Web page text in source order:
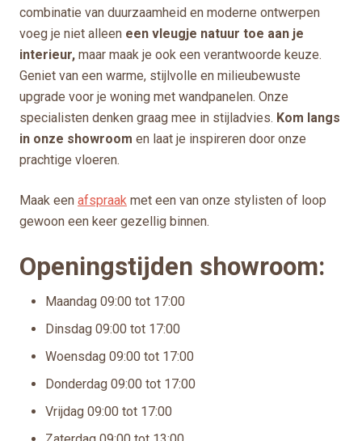
combinatie van duurzaamheid en moderne ontwerpen
voeg je niet alleen een vleugje natuur toe aan je
interieur, maar maak je ook een verantwoorde keuze.
Geniet van een warme, stijlvolle en milieubewuste
upgrade voor je woning met wandpanelen. Onze
specialisten denken graag mee in stijladvies. Kom langs
in onze showroom en laat je inspireren door onze
prachtige vloeren.
Maak een afspraak met een van onze stylisten of loop
gewoon een keer gezellig binnen.
Openingstijden showroom:
Maandag 09:00 tot 17:00
Dinsdag 09:00 tot 17:00
Woensdag 09:00 tot 17:00
Donderdag 09:00 tot 17:00
Vrijdag 09:00 tot 17:00